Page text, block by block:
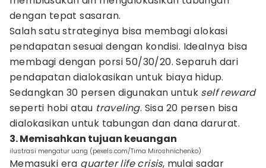
dengan tepat sasaran.
Salah satu strateginya bisa membagi alokasi
pendapatan sesuai dengan kondisi. Idealnya bisa
membagi dengan porsi 50/30/20. Separuh dari
pendapatan dialokasikan untuk biaya hidup.
Sedangkan 30 persen digunakan untuk self reward
seperti hobi atau traveling. Sisa 20 persen bisa
dialokasikan untuk tabungan dan dana darurat.
3. Memisahkan tujuan keuangan
ilustrasi mengatur uang (pexels.com/Tima Miroshnichenko)
Memasuki era quarter life crisis, mulai sadar